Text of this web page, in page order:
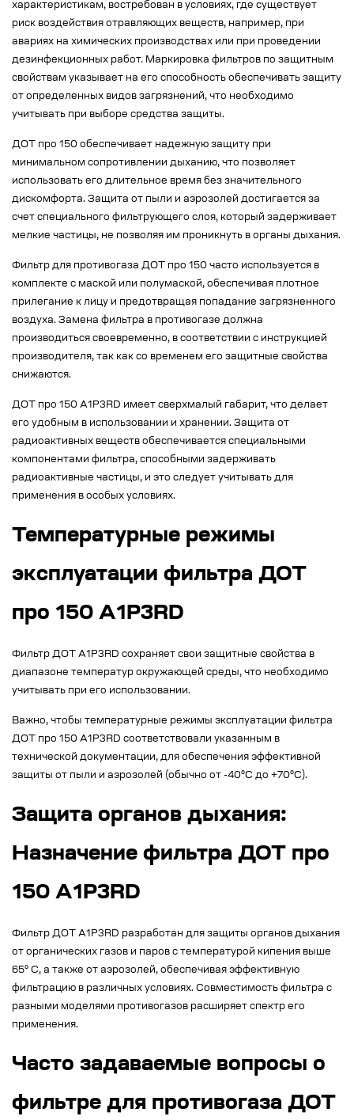
характеристикам, востребован в условиях, где существует
риск воздействия отравляющих веществ, например, при
авариях на химических производствах или при проведении
дезинфекционных работ. Маркировка фильтров по защитным
свойствам указывает на его способность обеспечивать защиту
от определенных видов загрязнений, что необходимо
учитывать при выборе средства защиты.
ДОТ про 150 обеспечивает надежную защиту при
минимальном сопротивлении дыханию, что позволяет
использовать его длительное время без значительного
дискомфорта. Защита от пыли и аэрозолей достигается за
счет специального фильтрующего слоя, который задерживает
мелкие частицы, не позволяя им проникнуть в органы дыхания.
Фильтр для противогаза ДОТ про 150 часто используется в
комплекте с маской или полумаской, обеспечивая плотное
прилегание к лицу и предотвращая попадание загрязненного
воздуха. Замена фильтра в противогазе должна
производиться своевременно, в соответствии с инструкцией
производителя, так как со временем его защитные свойства
снижаются.
ДОТ про 150 А1Р3RD имеет сверхмалый габарит, что делает
его удобным в использовании и хранении. Защита от
радиоактивных веществ обеспечивается специальными
компонентами фильтра, способными задерживать
радиоактивные частицы, и это следует учитывать для
применения в особых условиях.
Температурные режимы
эксплуатации фильтра ДОТ
про 150 А1Р3RD
Фильтр ДОТ А1Р3RD сохраняет свои защитные свойства в
диапазоне температур окружающей среды, что необходимо
учитывать при его использовании.
Важно, чтобы температурные режимы эксплуатации фильтра
ДОТ про 150 А1Р3RD соответствовали указанным в
технической документации, для обеспечения эффективной
защиты от пыли и аэрозолей (обычно от -40°C до +70°C).
Защита органов дыхания:
Назначение фильтра ДОТ про
150 А1Р3RD
Фильтр ДОТ А1Р3RD разработан для защиты органов дыхания
от органических газов и паров с температурой кипения выше
65° С, а также от аэрозолей, обеспечивая эффективную
фильтрацию в различных условиях. Совместимость фильтра с
разными моделями противогазов расширяет спектр его
применения.
Часто задаваемые вопросы о
фильтре для противогаза ДОТ